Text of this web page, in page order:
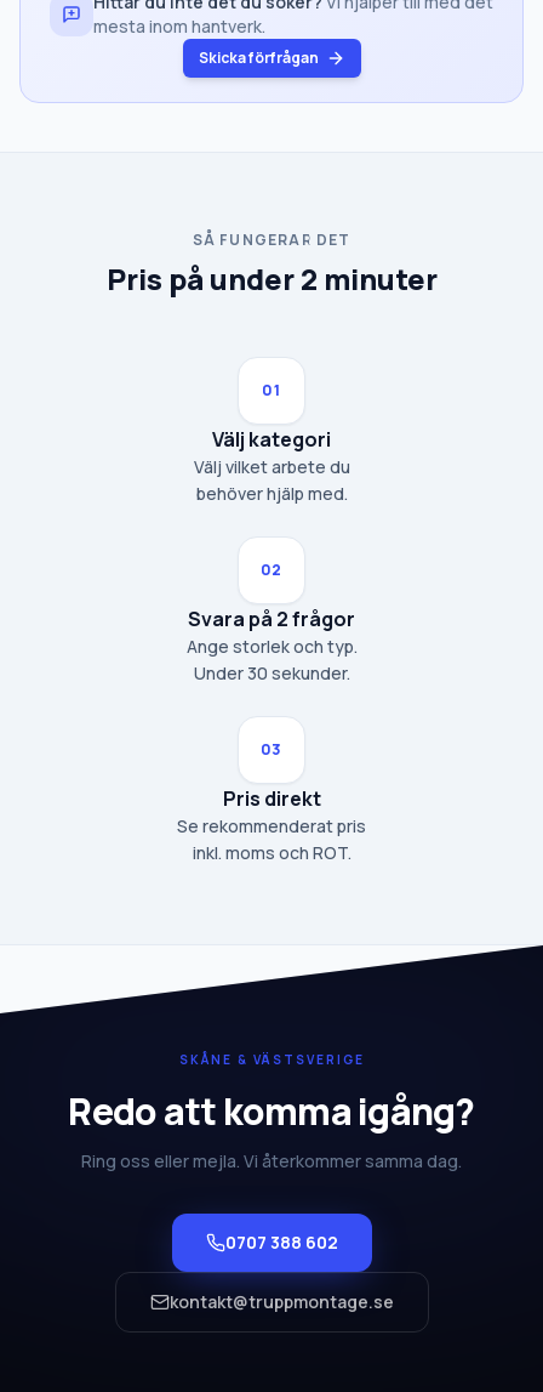
mesta inom hantverk.
Skicka förfrågan
SÅ FUNGERAR DET
Pris på under 2 minuter
01
Välj kategori
Välj vilket arbete du
behöver hjälp med.
02
Svara på 2 frågor
Ange storlek och typ.
Under 30 sekunder.
03
Pris direkt
Se rekommenderat pris
inkl. moms och ROT.
SKÅNE & VÄSTSVERIGE
Redo att komma igång?
Ring oss eller mejla. Vi återkommer samma dag.
0707 388 602
kontakt@truppmontage.se